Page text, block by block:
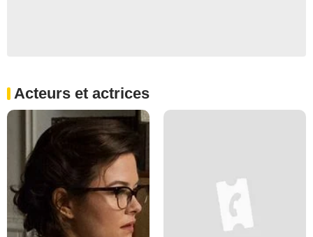
Acteurs et actrices